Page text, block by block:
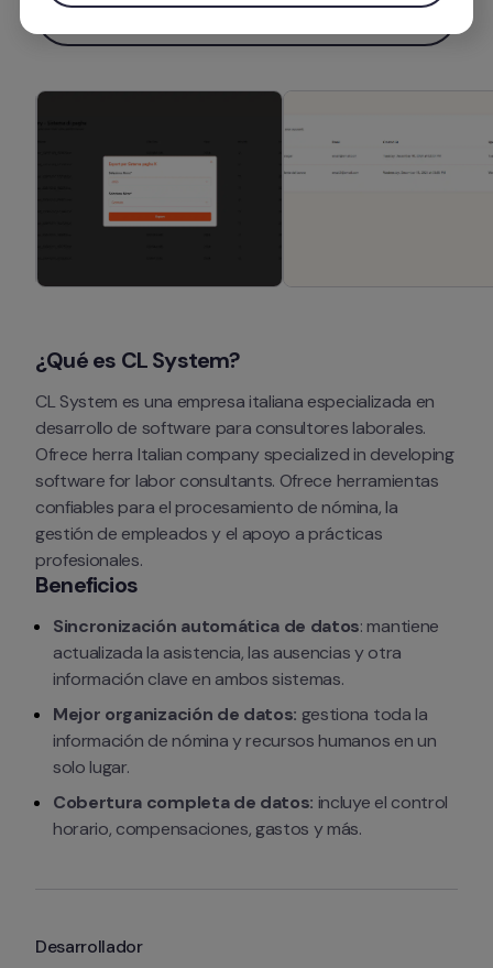
Desarrollador
Instalar aplicación
¿Qué es CL System?
CL System es una empresa italiana especializada en
desarrollo de software para consultores laborales.
Ofrece herra Italian company specialized in developing
software for labor consultants. Ofrece herramientas
confiables para el procesamiento de nómina, la
gestión de empleados y el apoyo a prácticas
profesionales.
Beneficios
Sincronización automática de datos: mantiene
actualizada la asistencia, las ausencias y otra
información clave en ambos sistemas.
Mejor organización de datos: gestiona toda la
información de nómina y recursos humanos en un
solo lugar.
Cobertura completa de datos: incluye el control
horario, compensaciones, gastos y más.